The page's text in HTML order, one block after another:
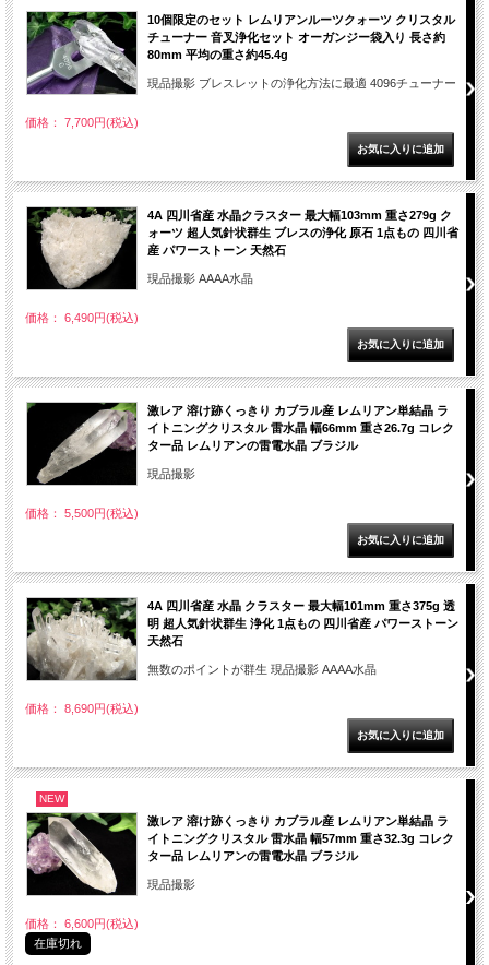
10個限定のセット レムリアンルーツクォーツ クリスタル
チューナー 音叉浄化セット オーガンジー袋入り 長さ約
80mm 平均の重さ約45.4g
現品撮影 ブレスレットの浄化方法に最適 4096チューナー
価格： 7,700円(税込)
4A 四川省産 水晶クラスター 最大幅103mm 重さ279g ク
ォーツ 超人気針状群生 ブレスの浄化 原石 1点もの 四川省
産 パワーストーン 天然石
現品撮影 AAAA水晶
価格： 6,490円(税込)
激レア 溶け跡くっきり カブラル産 レムリアン単結晶 ラ
イトニングクリスタル 雷水晶 幅66mm 重さ26.7g コレク
ター品 レムリアンの雷電水晶 ブラジル
現品撮影
価格： 5,500円(税込)
4A 四川省産 水晶 クラスター 最大幅101mm 重さ375g 透
明 超人気針状群生 浄化 1点もの 四川省産 パワーストーン
天然石
無数のポイントが群生 現品撮影 AAAA水晶
価格： 8,690円(税込)
NEW
激レア 溶け跡くっきり カブラル産 レムリアン単結晶 ラ
イトニングクリスタル 雷水晶 幅57mm 重さ32.3g コレク
ター品 レムリアンの雷電水晶 ブラジル
現品撮影
価格： 6,600円(税込)
在庫切れ